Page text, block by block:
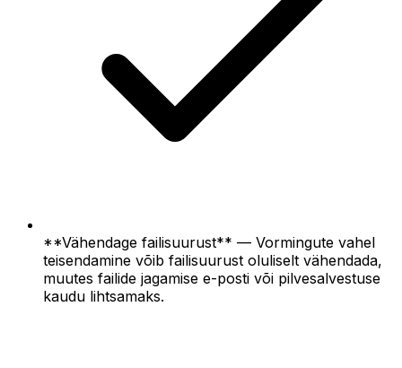
**Vähendage failisuurust** — Vormingute vahel
teisendamine võib failisuurust oluliselt vähendada,
muutes failide jagamise e-posti või pilvesalvestuse
kaudu lihtsamaks.